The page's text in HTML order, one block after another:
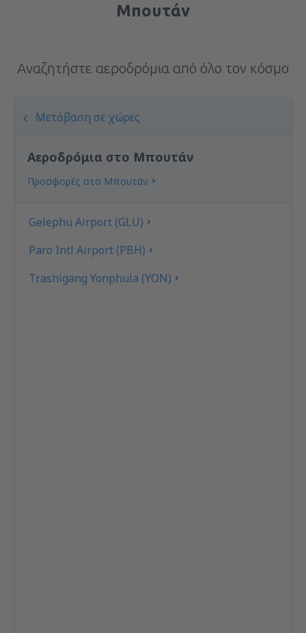
Μπουτάν
Αναζητήστε αεροδρόμια από όλο τον κόσμο
Μετάβαση σε χώρες
Αεροδρόμια στο Μπουτάν
Προσφορές στο Μπουτάν
Gelephu Airport (GLU)
Paro Intl Airport (PBH)
Trashigang Yonphula (YON)